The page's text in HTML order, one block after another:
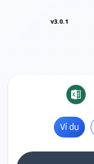
v3.0.1
Ví dụ